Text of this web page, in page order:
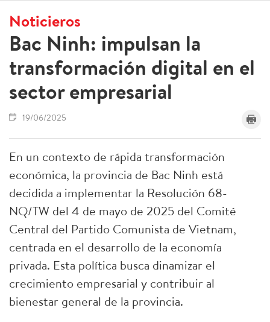
Noticieros
Bac Ninh: impulsan la
transformación digital en el
sector empresarial
19/06/2025
En un contexto de rápida transformación
económica, la provincia de Bac Ninh está
decidida a implementar la Resolución 68-
NQ/TW del 4 de mayo de 2025 del Comité
Central del Partido Comunista de Vietnam,
centrada en el desarrollo de la economía
privada. Esta política busca dinamizar el
crecimiento empresarial y contribuir al
bienestar general de la provincia.